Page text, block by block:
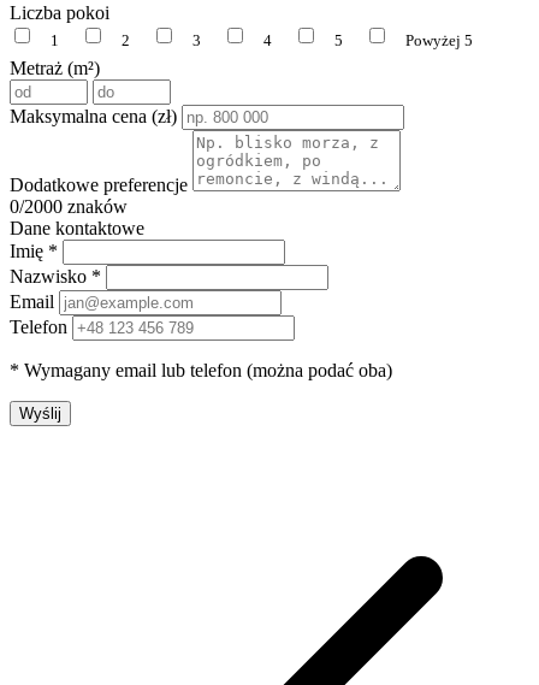
Liczba pokoi
1 2 3 4 5 Powyżej 5
Metraż (m²)
Maksymalna cena (zł)
Dodatkowe preferencje
0/2000 znaków
Dane kontaktowe
Imię *
Nazwisko *
Email
Telefon
* Wymagany email lub telefon (można podać oba)
Wyślij